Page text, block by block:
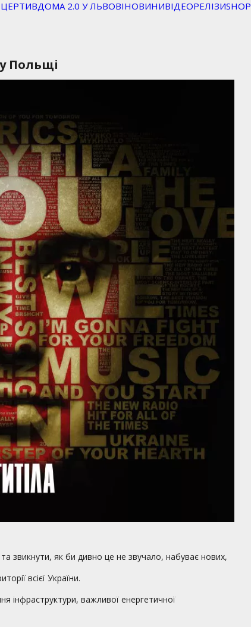
ВДОМА 2.0 У ЛЬВОВІНОВИНИВІДЕОРЕЛІЗИSHOP
Польщі
звикнути, як би дивно це не звучало, набуває нових,
всієї України.
інфраструктури, важливої енергетичної